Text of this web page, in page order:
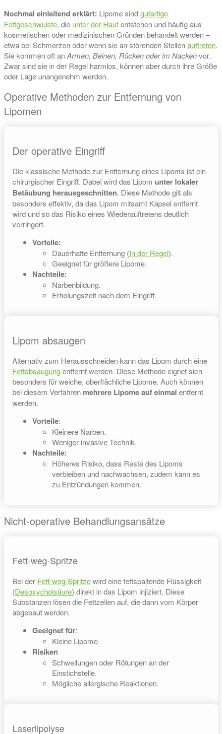
Nochmal einleitend erklärt: Lipome sindgutartige
Fettgeschwulste, die unter der Hautentstehen und häufig aus
kosmetischen oder medizinischen Gründen behandelt werden –
etwa bei Schmerzen oder wenn sie an störenden Stellenauftreten.
Sie kommen oft anArmen, Beinen, Rücken oder im Nackenvor.
Zwar sind sie in der Regel harmlos, können aber durch ihre Größe
oder Lage unangenehm werden.
Operative Methoden zur Entfernung von
Lipomen
Der operative Eingriff
Die klassische Methode zur Entfernung eines Lipoms ist ein
chirurgischer Eingriff. Dabei wird das Lipom unter lokaler
Betäubung herausgeschnitten. Diese Methode gilt als
besonders effektiv, da das Lipom mitsamt Kapsel entfernt
wird und so das Risiko eines Wiederauftretens deutlich
verringert.
Vorteile:
Dauerhafte Entfernung (In der Regel).
Geeignet für größere Lipome.
Nachteile:
Narbenbildung.
Erholungszeit nach dem Eingriff.
Lipom absaugen
Alternativ zum Herausschneiden kann das Lipom durch eine
Fettabsaugungentfernt werden. Diese Methode eignet sich
besonders für weiche, oberflächliche Lipome. Auch können
bei diesem Verfahren mehrere Lipome auf einmal entfernt
werden.
Vorteile:
Kleinere Narben.
Weniger invasive Technik.
Nachteile:
Höheres Risiko, dass Reste des Lipoms
verbleiben und nachwachsen, zudem kann es
zu Entzündungen kommen.
Nicht-operative Behandlungsansätze
Fett-weg-Spritze
Bei der Fett-weg-Spritzewird eine fettspaltende Flüssigkeit
(Desoxychol­säure) direkt in das Lipom injiziert. Diese
Substanzen lösen die Fettzellen auf, die dann vom Körper
abgebaut werden.
Geeignet für:
Kleine Lipome.
Risiken
Schwellungen oder Rötungen an der
Einstichstelle.
Mögliche allergische Reaktionen.
Laserlipolyse